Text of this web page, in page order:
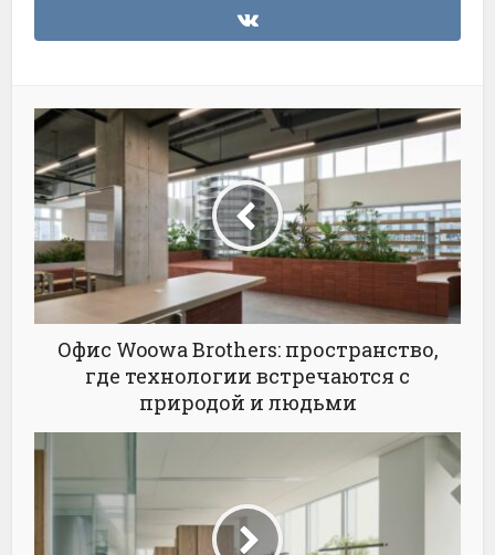
Офис Woowa Brothers: пространство,
где технологии встречаются с
природой и людьми